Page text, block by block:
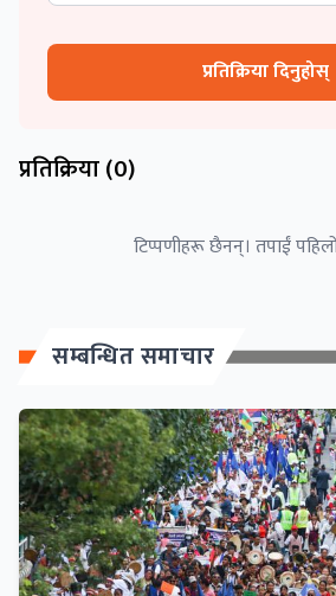
प्रतिक्रिया दिनुहोस्
प्रतिक्रिया (0)
टिप्पणीहरू छैनन्। तपाईं
सम्बन्धित समाचार